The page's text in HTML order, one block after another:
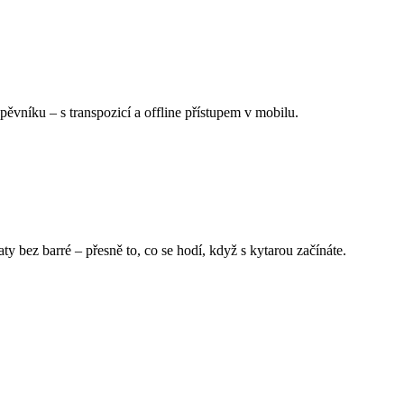
– s transpozicí a offline přístupem v mobilu.
bez barré – přesně to, co se hodí, když s kytarou začínáte.